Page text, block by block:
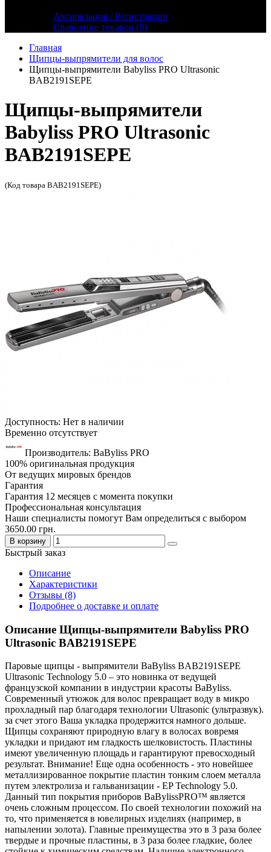
Авторизация / Регистрация
Сравнение товаров (0)
Главная
Щипцы-выпрямители для волос
Щипцы-выпрямители Babyliss PRO Ultrasonic
BAB2191SEPE
Щипцы-выпрямители
Babyliss PRO Ultrasonic
BAB2191SEPE
(Код товара BAB2191SEPE)
Доступность: Нет в наличии
Временно отсутствует
Производитель: BaByliss PRO
100% оригинальная продукция
От ведущих мировых брендов
Гарантия
Гарантия 12 месяцев с момента покупки
Профессиональная консультация
Наши специалисты помогут Вам определиться с выбором
3650.00 грн.
В корзину
Быстрый заказ
Описание
Характеристики
Отзывы (8)
Подробнее о доставке и оплате
Описание Щипцы-выпрямители Babyliss PRO
Ultrasonic BAB2191SEPE
Паровые щипцы - выпрямители BaByliss BAB2191SEPE
Ultrasonic Technology 5.0 – это новинка от ведущей
французской компании в индустрии красоты BaByliss.
Современный утюжок для волос превращает воду в микро
прохладный пар благодаря технологии Ultrasonic (ультразвук).
за счет этого Ваша укладка продержится намного дольше.
Щипцы сохраняют природную влагу в волосах вовремя
укладки и придают им гладкость шелковистость. Пластины
имеют увеличенную площадь и гарантируют превосходный
результат. Внимание! Еще одна особенность - это новейшее
металлизированное покрытие пластин тонким слоем металла
путем электролиза и гальванизации - EP Technology 5.0.
Данный тип покрытия приборов BaBylissPRO™ является
очень сложным процессом. По своей технологии похожий на
то, что применяется в ювелирных изделиях (например, в
напылении золота). Главные преимущества это в 3 раза более
твердые и прочные пластины, в 3 раза более гладкие, более